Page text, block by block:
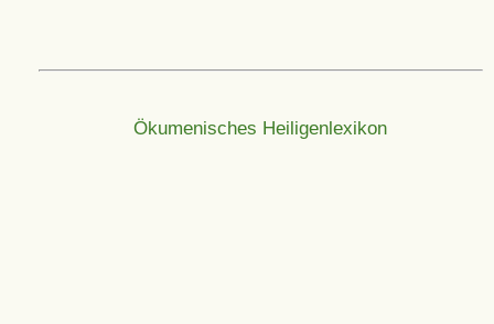
Ökumenisches Heiligenlexikon